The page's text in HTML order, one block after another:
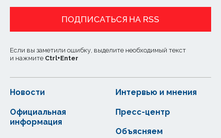
ПОДПИСАТЬСЯ НА RSS
Если вы заметили ошибку, выделите необходимый текст
и нажмите Ctrl+Enter
Новости
Официальная
информация
Интервью и мнения
Пресс-центр
Объясняем